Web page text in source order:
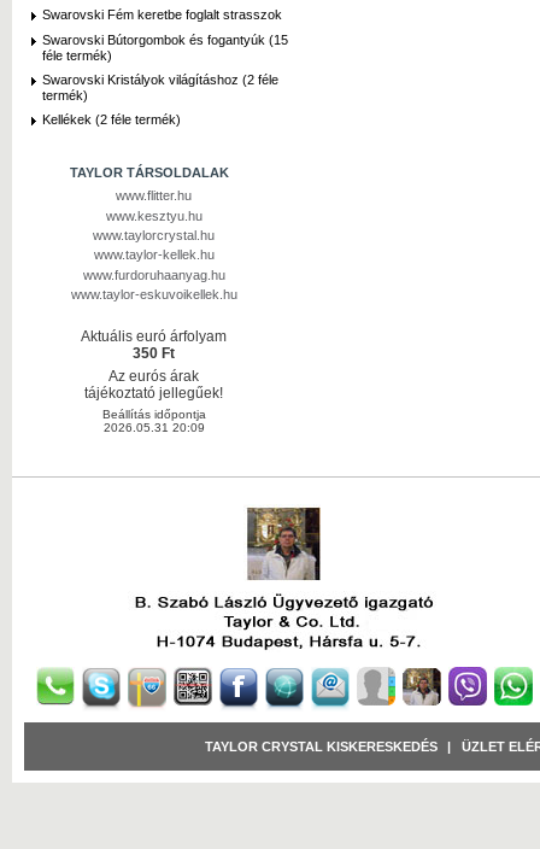
Swarovski Fém keretbe foglalt strasszok
Swarovski Bútorgombok és fogantyúk (15
féle termék)
Swarovski Kristályok világításhoz (2 féle
termék)
Kellékek (2 féle termék)
TAYLOR TÁRSOLDALAK
www.flitter.hu
www.kesztyu.hu
www.taylorcrystal.hu
www.taylor-kellek.hu
www.furdoruhaanyag.hu
www.taylor-eskuvoikellek.hu
Aktuális euró árfolyam
350 Ft
Az eurós árak
tájékoztató jellegűek!
Beállítás időpontja
2026.05.31 20:09
TAYLOR CRYSTAL KISKERESKEDÉS ÜZLET